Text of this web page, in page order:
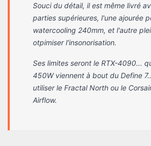
Souci du détail, il est même livré
parties supérieures, l'une ajourée
watercooling 240mm, et l'autre
otpimiser l'insonorisation.
Ses limites seront le RTX-4090...
450W viennent à bout du Define
utiliser le Fractal North ou le
Airflow.